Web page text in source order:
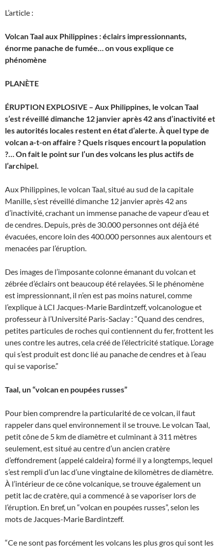
L’article :
Volcan Taal aux Philippines : éclairs impressionnants,
énorme panache de fumée… on vous explique ce
phénomène
PLANÈTE
ÉRUPTION EXPLOSIVE – Aux Philippines, le volcan Taal
s’est réveillé dimanche 12 janvier après 42 ans d’inactivité et
les autorités locales restent en état d’alerte. À quel type de
volcan a-t-on affaire ? Quels risques encourt la population
?… On fait le point sur l’un des volcans les plus actifs de
l’archipel.
Aux Philippines, le volcan Taal, situé au sud de la capitale
Manille, s’est réveillé dimanche 12 janvier après 42 ans
d’inactivité, crachant un immense panache de vapeur d’eau et
de cendres. Depuis, près de 30.000 personnes ont déjà été
évacuées, encore loin des 400.000 personnes aux alentours et
menacées par l’éruption.
Des images de l’imposante colonne émanant du volcan et
zébrée d’éclairs ont beaucoup été relayées. Si le phénomène
est impressionnant, il n’en est pas moins naturel, comme
l’explique à LCI Jacques-Marie Bardintzeff, volcanologue et
professeur à l’Université Paris-Saclay : “Quand des cendres,
petites particules de roches qui contiennent du fer, frottent les
unes contre les autres, cela créé de l’électricité statique. L’orage
qui s’est produit est donc lié au panache de cendres et à l’eau
qui se vaporise.”
Taal, un “volcan en poupées russes”
Pour bien comprendre la particularité de ce volcan, il faut
rappeler dans quel environnement il se trouve. Le volcan Taal,
petit cône de 5 km de diamètre et culminant à 311 mètres
seulement, est situé au centre d’un ancien cratère
d’effondrement (appelé caldeira) formé il y a longtemps, lequel
s’est rempli d’un lac d’une vingtaine de kilomètres de diamètre.
À l’intérieur de ce cône volcanique, se trouve également un
petit lac de cratère, qui a commencé à se vaporiser lors de
l’éruption. En bref, un “volcan en poupées russes”, selon les
mots de Jacques-Marie Bardintzeff.
“Ce ne sont pas forcément les volcans les plus gros qui sont les